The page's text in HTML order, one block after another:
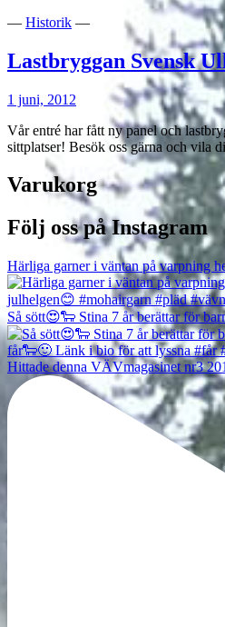
— Historik —
Lastbryggan Svensk
1 juni, 2012
Vår entré har fått ny panel och
sittplatser! Besök oss gärna och vila
Varukorg
Följ oss på Instagram
Härliga garner i väntan på varpning
Så sött😍🐑 Stina 7 år berättar för
Hittade denna VÄVmagasinet nr3